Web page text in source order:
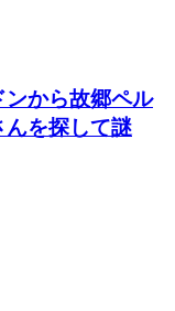
ンから故郷ペル
んを探して謎